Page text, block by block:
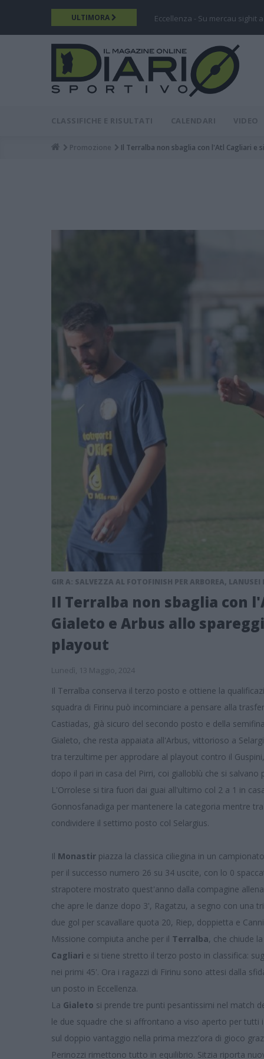
contenuto
ULTIMORA Eccellenza - Su mercau
MAIN
MENU
CLASSIFICHE E RISULTATI CALENDARI VIDEO
Breadcrumb
Promozione Il Terralba non sbaglia con l'Atl Cagliari e
GIR A: SALVEZZA AL FOTOFINISH PER ARBOREA, LANUSEI
Il Terralba non sbaglia con
Gialeto e Arbus allo
playout
Lunedì, 13 Maggio, 2024
Il Terralba conserva il terzo posto e ottiene la
squadra di Firinu può incominciare a pensare alla
Castiadas, già sicuro del secondo posto e della
Gialeto, che resta appaiata all'Arbus, vittorioso a
tra terzultime per approdare al playout contro il
dopo il pari in casa del Pirri, coi gialloblù che si
L'Orrolese si tira fuori dai guai all'ultimo col 2 a 1 in
Gonnosfanadiga per mantenere la categoria mentre
condividere il settimo posto col Selargius.
Il Monastir piazza la classica ciliegina in un
per il successo numero 26 su 34 uscite, con lo 0
strapotere mostrato quest'anno dalla compagine
che apre le danze dopo 3', Ragatzu, a segno con una
due gol per scavallare quota 20, Riep, doppietta e
Missione compiuta anche per il Terralba, che chiude
Cagliari e si tiene stretto il terzo posto in classifica:
nei primi 45'. Ora i ragazzi di Firinu sono attesi dalla
un posto in Eccellenza.
La Gialeto si prende tre punti pesantissimi nel match
le due squadre che si affrontano a viso aperto per
sul doppio vantaggio nella prima mezz'ora di gioco
Perinozzi rimettono tutto in equilibrio. Sitzia riporta